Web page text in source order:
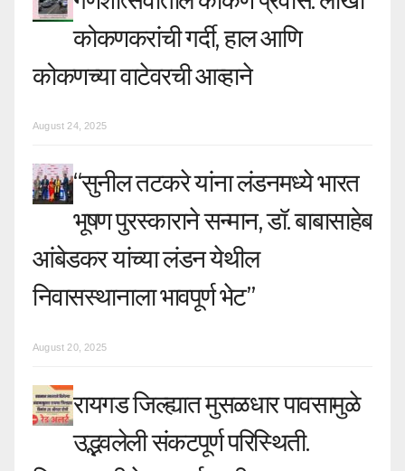
कोकणकरांची गर्दी, हाल आणि
कोकणच्या वाटेवरची आव्हाने
August 24, 2025
“सुनील तटकरे यांना लंडनमध्ये भारत
भूषण पुरस्काराने सन्मान, डॉ. बाबासाहेब
आंबेडकर यांच्या लंडन येथील
निवासस्थानाला भावपूर्ण भेट”
August 20, 2025
रायगड जिल्ह्यात मुसळधार पावसामुळे
उद्भवलेली संकटपूर्ण परिस्थिती.